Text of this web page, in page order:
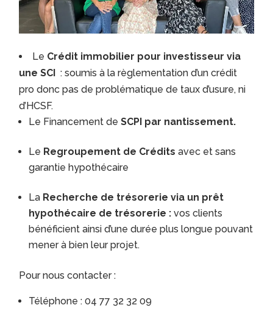
Le Crédit immobilier pour investisseur via
une SCI
: soumis à la règlementation d’un crédit
pro donc pas de problématique de taux d’usure, ni
d’HCSF.
Le Financement deSCPI par nantissement.
Le Regroupement de Créditsavec et sans
garantie hypothécaire
La Recherche de trésorerie via un prêt
hypothécaire de trésorerie :vos clients
bénéficient ainsi d’une durée plus longue pouvant
mener à bien leur projet.
Pour nous contacter :
Téléphone : 04 77 32 32 09